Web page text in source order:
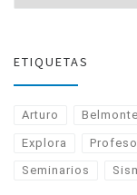
ETIQUETAS
Arturo Belmonte
Explora
Seminarios